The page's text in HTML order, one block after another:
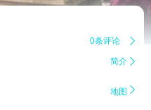
0条评论 
简介 
地图 